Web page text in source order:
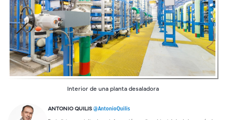
Interior de una planta desaladora
ANTONIO QUILIS @AntonioQuilis